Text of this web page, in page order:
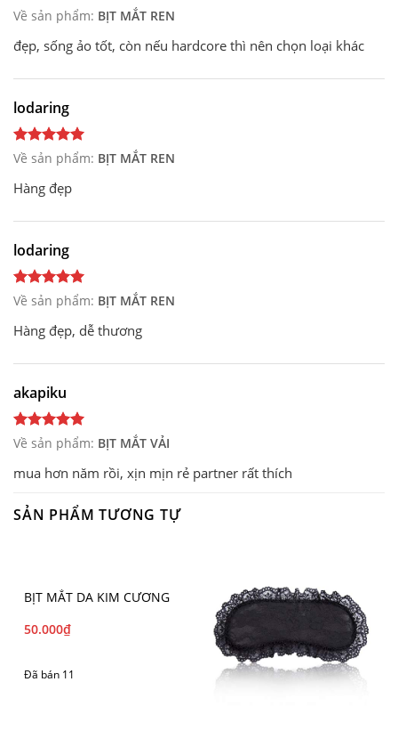
Về sản phẩm: BỊT MẮT REN
đẹp, sống ảo tốt, còn nếu hardcore thì nên chọn loại khác
lodaring
Về sản phẩm: BỊT MẮT REN
Hàng đẹp
lodaring
Về sản phẩm: BỊT MẮT REN
Hàng đẹp, dễ thương
akapiku
Về sản phẩm: BỊT MẮT VẢI
mua hơn năm rồi, xịn mịn rẻ partner rất thích
SẢN PHẨM TƯƠNG TỰ
BỊT MẮT DA KIM CƯƠNG
50.000₫
Đã bán 11